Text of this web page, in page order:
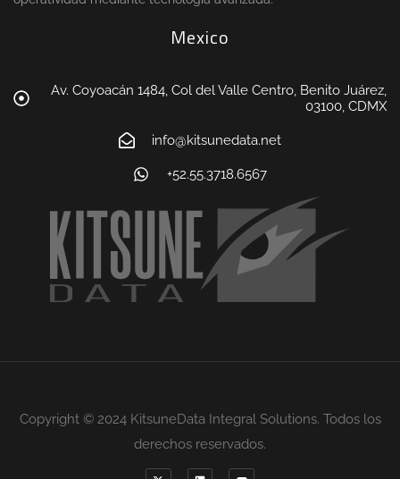
Mexico
Av. Coyoacán 1484, Col del Valle Centro, Benito Juárez,
03100, CDMX
info@kitsunedata.net
+52.55.3718.6567
Copyright © 2024 KitsuneData Integral Solutions. Todos los
derechos reservados.